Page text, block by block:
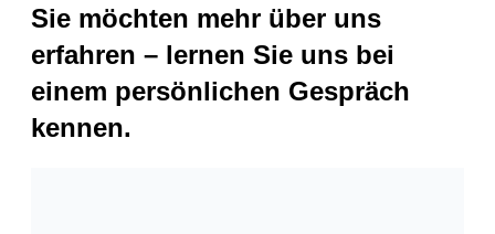
Sie möchten mehr über uns
erfahren – lernen Sie uns bei
einem persönlichen Gespräch
kennen.